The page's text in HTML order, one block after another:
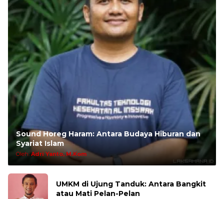
Sound Horeg Haram: Antara Budaya Hiburan dan
Syariat Islam
Oleh:Adri Yanto, M.Kom
UMKM di Ujung Tanduk: Antara Bangkit
atau Mati Pelan-Pelan